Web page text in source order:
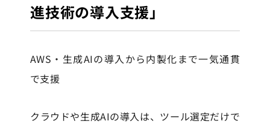
進技術の導入支援」
AWS・生成AIの導入から内製化まで一気通貫
で支援
クラウドや生成AIの導入は、ツール選定だけで